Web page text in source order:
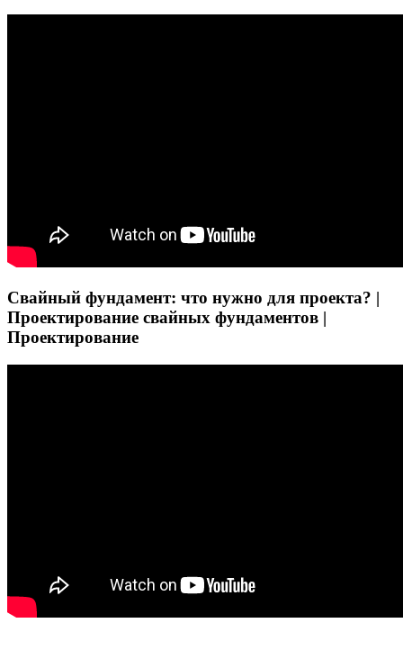
Свайный фундамент: что нужно для проекта? |
Проектирование свайных фундаментов |
Проектирование